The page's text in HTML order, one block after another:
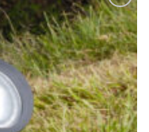
Bæta á
óskalista